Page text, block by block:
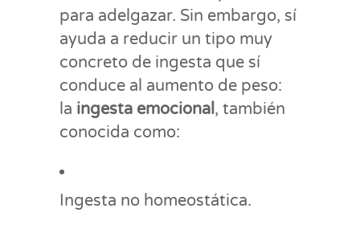
para adelgazar. Sin embargo, sí
ayuda a reducir un tipo muy
concreto de ingesta que sí
conduce al aumento de peso:
la ingesta emocional, también
conocida como:
Ingesta no homeostática.